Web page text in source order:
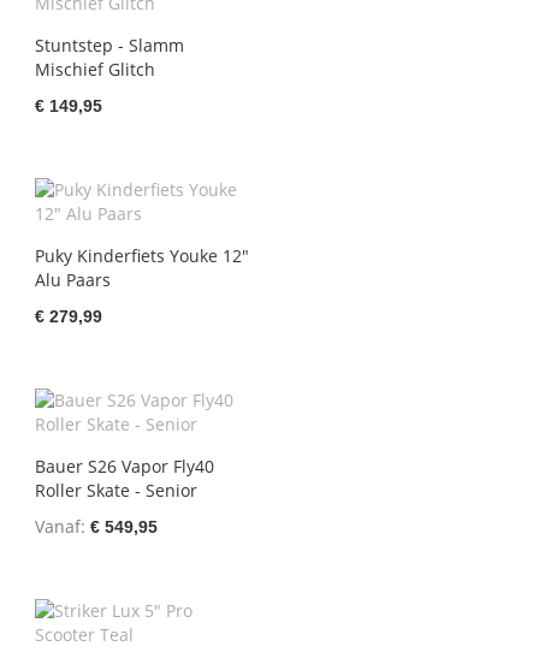
Stuntstep - Slamm
Mischief Glitch
€ 149,95
Puky Kinderfiets Youke 12"
Alu Paars
€ 279,99
Bauer S26 Vapor Fly40
Roller Skate - Senior
Vanaf € 549,95